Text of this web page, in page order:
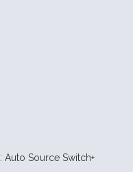
Source Switch+